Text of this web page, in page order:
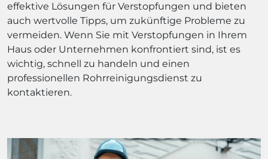
effektive Lösungen für Verstopfungen und bieten
auch wertvolle Tipps, um zukünftige Probleme zu
vermeiden. Wenn Sie mit Verstopfungen in Ihrem
Haus oder Unternehmen konfrontiert sind, ist es
wichtig, schnell zu handeln und einen
professionellen Rohrreinigungsdienst zu
kontaktieren.